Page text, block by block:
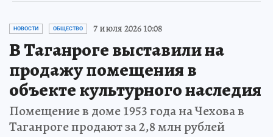
НОВОСТИ ОБЩЕСТВО 7 июля 2026 10:08
В Таганроге выставили на
продажу помещения в
объекте культурного наследия
Помещение в доме 1953 года на Чехова в
Таганроге продают за 2,8 млн рублей